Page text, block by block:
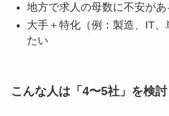
地方で求人の母数に不安があ
大手＋特化（例：製造、IT
たい
こんな人は「4〜5社」を検